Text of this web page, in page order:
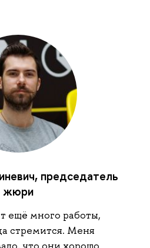
председатель
жюри
ещё много работы,
стремится. Меня